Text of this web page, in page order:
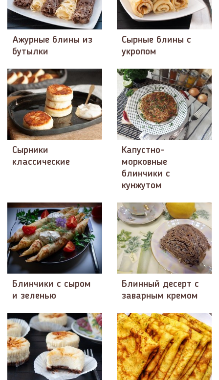
Ажурные блины из
бутылки
Сырные блины с
укропом
Сырники
классические
Капустно-
морковные
блинчики с
кунжутом
Блинчики с сыром
и зеленью
Блинный десерт с
заварным кремом